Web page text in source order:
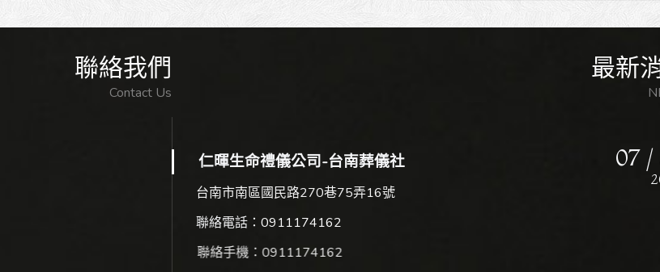
聯絡我們
Contact Us
仁暉生命禮儀公司-台南葬儀社
台南市南區國民路270巷75弄16號
聯絡電話： 0911174162
聯絡手機： 0911174162
最新
07 /
07 /